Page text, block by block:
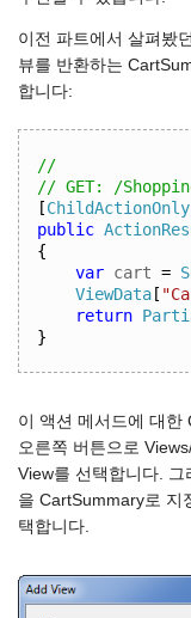
이전 파트에서 살펴봤
뷰를 반환하는
합니다:
//
// GET: /
[ChildActionOnly
public
{
var cart =
ViewData [
return
}
이 액션 메서드에 대한
오른쪽 버튼으로
View를 선택합니다.
을 CartSummary로 지
택합니다.